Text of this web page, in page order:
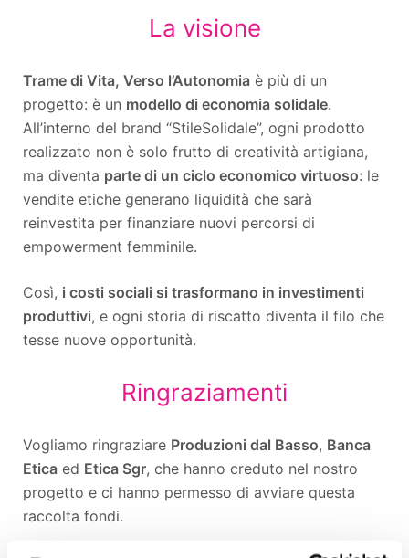
La visione
Trame di Vita, Verso l’Autonomia è più di un
progetto: è un modello di economia solidale.
All’interno del brand “StileSolidale”, ogni prodotto
realizzato non è solo frutto di creatività artigiana,
ma diventa parte di un ciclo economico virtuoso: le
vendite etiche generano liquidità che sarà
reinvestita per finanziare nuovi percorsi di
empowerment femminile.
Così, i costi sociali si trasformano in investimenti
produttivi, e ogni storia di riscatto diventa il filo che
tesse nuove opportunità.
Ringraziamenti
Vogliamo ringraziare Produzioni dal Basso, Banca
Etica ed Etica Sgr, che hanno creduto nel nostro
progetto e ci hanno permesso di avviare questa
raccolta fondi.